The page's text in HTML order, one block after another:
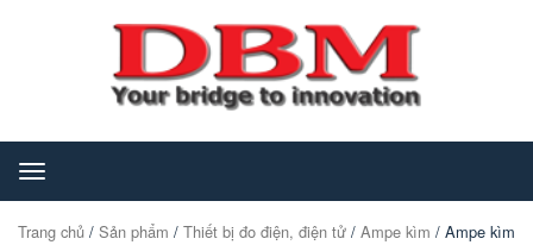
Toggle
navigation
Trang chủ / Sản phẩm / Thiết bị đo điện, điện tử / Ampe kìm / Ampe kìm